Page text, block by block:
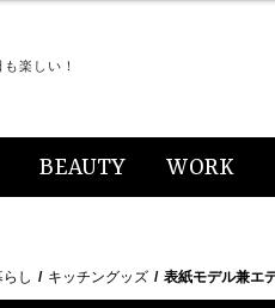
楽しい！
BEAUTY WORK
らし キッチングッズ 表紙モデル兼エ